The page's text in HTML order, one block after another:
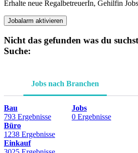
Erhalte neue RegalbetreuerIn, Gehilfin
Jobalarm aktivieren
Nicht das gefunden was du
Suche:
Jobs nach Branchen
Bau
793 Ergebnisse
Büro
1238 Ergebnisse
Einkauf
Jobs
0 Ergebnisse